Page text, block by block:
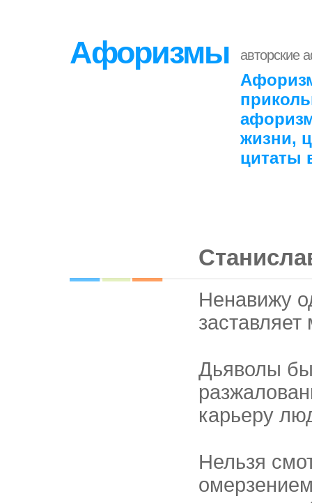
Афоризмы авторские
жизни,
цитаты
Ненавижу
заставляет
Дьяволы
карьеру
Нельзя